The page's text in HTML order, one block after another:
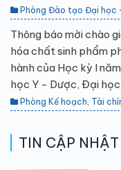
Phòng Đào tạo Đại học
Thông báo mời chào
hóa chất sinh phẩm
hành của Học kỳ I
học Y - Dược, Đại học
Phòng Kế hoạch, Tài
TIN CẬP NHẬT